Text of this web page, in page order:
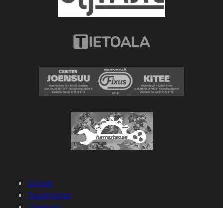
Uutiset
Tapahtumat